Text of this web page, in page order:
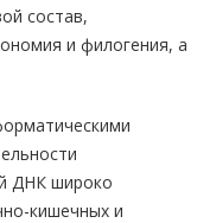
состав,
и филогения, а
ДНК широко
кишечных и